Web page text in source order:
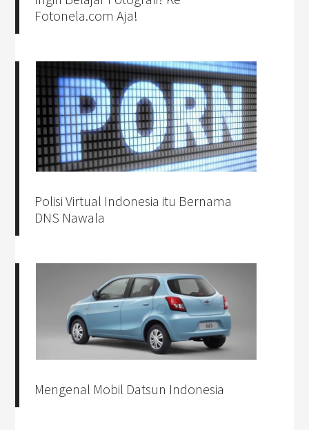
Fotonela.com Aja!
Polisi Virtual Indonesia itu Bernama
DNS Nawala
Mengenal Mobil Datsun Indonesia